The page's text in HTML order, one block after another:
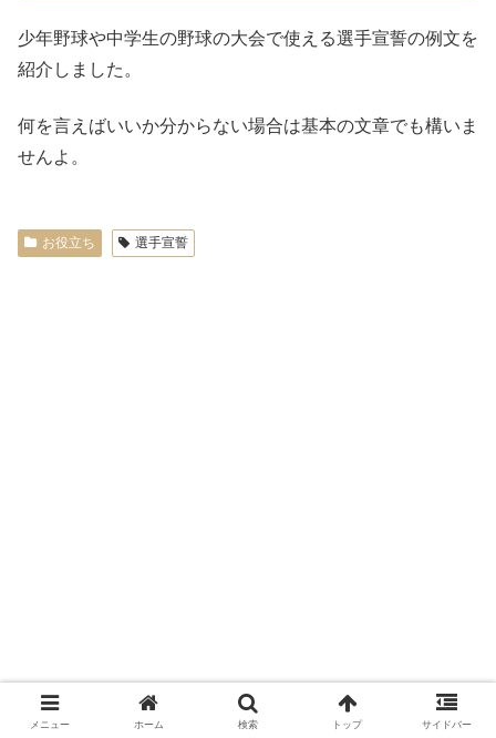
少年野球や中学生の野球の大会で使える選手宣誓の例文を
紹介しました。
何を言えばいいか分からない場合は基本の文章でも構いま
せんよ。
お役立ち 選手宣誓
メニュー ホーム 検索 トップ サイドバー